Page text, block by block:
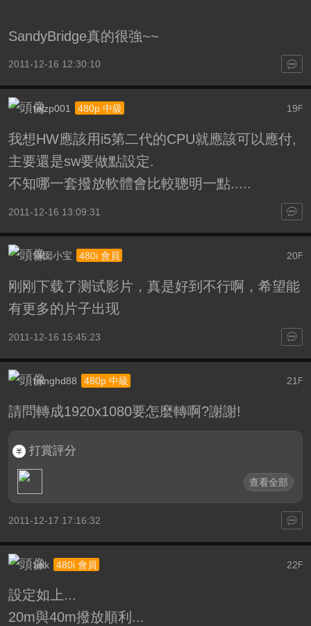
SandyBridge真的很強~~
2011-12-16 12:30:10
19 F
tejzp001 480p 中級
我想HW應該用i5第二代的CPU就應該可以應付,
主要還是sw要做點設定.
不知哪一套撥放軟體會比較聰明一點.....
2011-12-16 13:09:31
20F
乖囡小宝 480i 會員
刚刚下载了测试影片，真是好到不行啊，希望能
有更多的片子出现
2011-12-16 15:45:23
21 F
minghd88 480p 中級
請問轉成1920x1080要怎麼轉啊?謝謝!
打賞評分
查看全部
2011-12-17 17:16:32
22F
aok 480i 會員
設定如上...
20m與40m撥放順利...